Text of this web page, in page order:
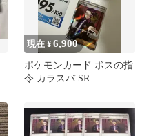
現在 ¥6,900
ポケモンカード ボスの指
令 カラスバ SR